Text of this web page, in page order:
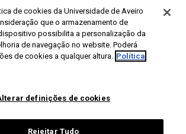
2026
de cookies da Universidade de Aveiro
que o armazenamento de
possibilita a personalização da
de navegação no website. Poderá
de cookies a qualquer altura. Política
definições de cookies
Rejeitar Tudo